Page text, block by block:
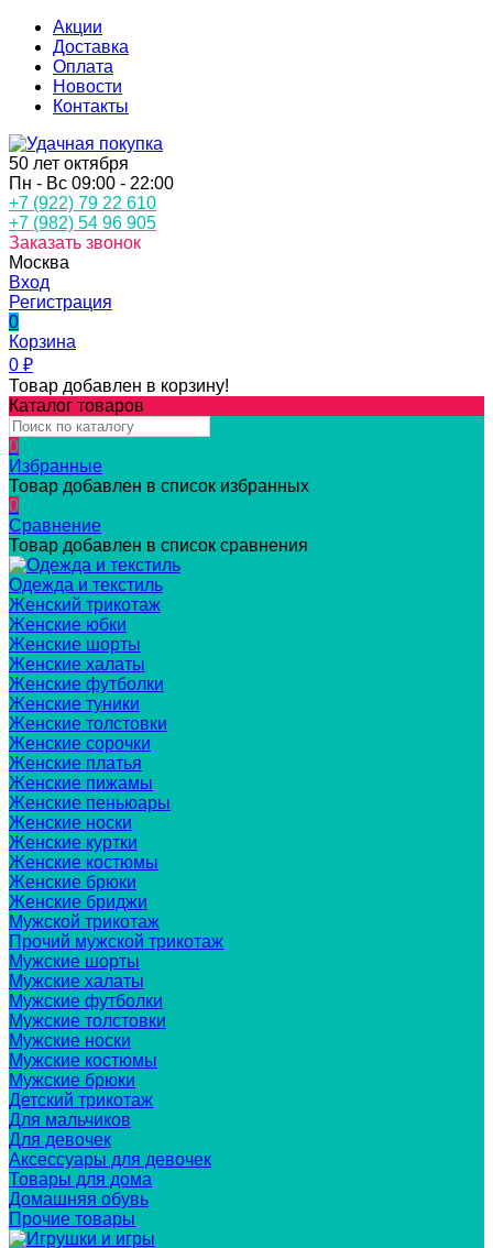
Акции
Доставка
Оплата
Новости
Контакты
50 лет октября
Пн - Вс 09:00 - 22:00
+7 (922) 79 22 610
+7 (982) 54 96 905
Заказать звонок
Москва
Вход
Регистрация
0
Корзина
0 ₽
Товар добавлен в корзину!
Каталог товаров
0
Избранные
Товар добавлен в список избранных
0
Сравнение
Товар добавлен в список сравнения
Одежда и текстиль
Женский трикотаж
Женские юбки
Женские шорты
Женские халаты
Женские футболки
Женские туники
Женские толстовки
Женские сорочки
Женские платья
Женские пижамы
Женские пеньюары
Женские носки
Женские куртки
Женские костюмы
Женские брюки
Женские бриджи
Мужской трикотаж
Прочий мужской трикотаж
Мужские шорты
Мужские халаты
Мужские футболки
Мужские толстовки
Мужские носки
Мужские костюмы
Мужские брюки
Детский трикотаж
Для мальчиков
Для девочек
Аксессуары для девочек
Товары для дома
Домашняя обувь
Прочие товары